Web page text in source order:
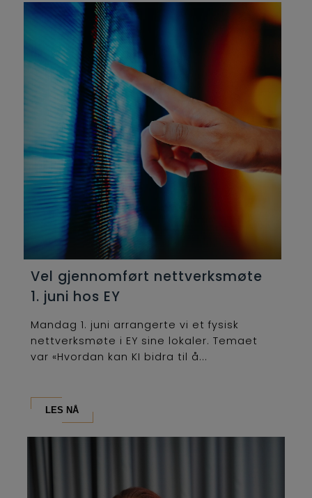
Vel gjennomført nettverksmøte
1. juni hos EY
Mandag 1. juni arrangerte vi et fysisk
nettverksmøte i EY sine lokaler. Temaet
var «Hvordan kan KI bidra til å...
LES NÅ